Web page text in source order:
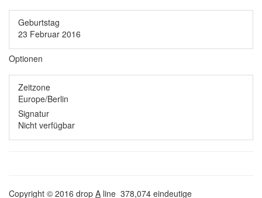
Geburtstag
23 Februar 2016
Optionen
Zeitzone
Europe/Berlin
Signatur
Nicht verfügbar
Copyright © 2016 drop A line 378,074 eindeutige